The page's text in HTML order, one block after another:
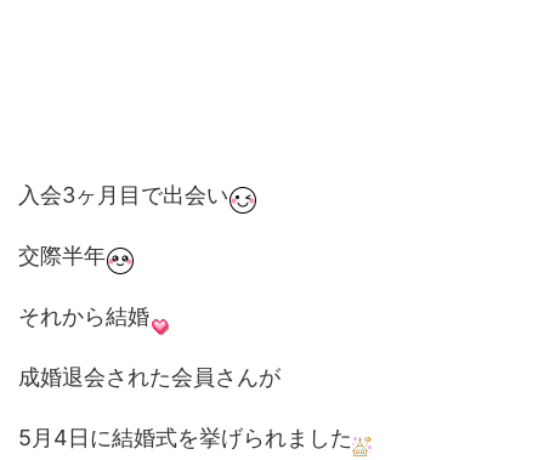
入会3ヶ月目で出会い
交際半年
それから結婚
成婚退会された会員さんが
5月4日に結婚式を挙げられました